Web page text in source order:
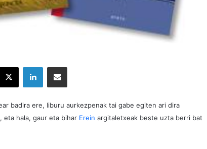
badira ere, liburu aurkezpenak tai gabe egiten ari dira
eta hala, gaur eta bihar Erein argitaletxeak beste uzta berri bat